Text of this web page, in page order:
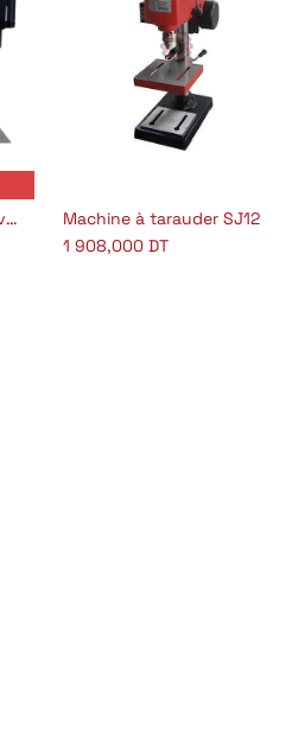
Machine à tarauder à servomoteure M3-16
Ajouter au panier
Machine à tarauder SJ12
1 908,000DT